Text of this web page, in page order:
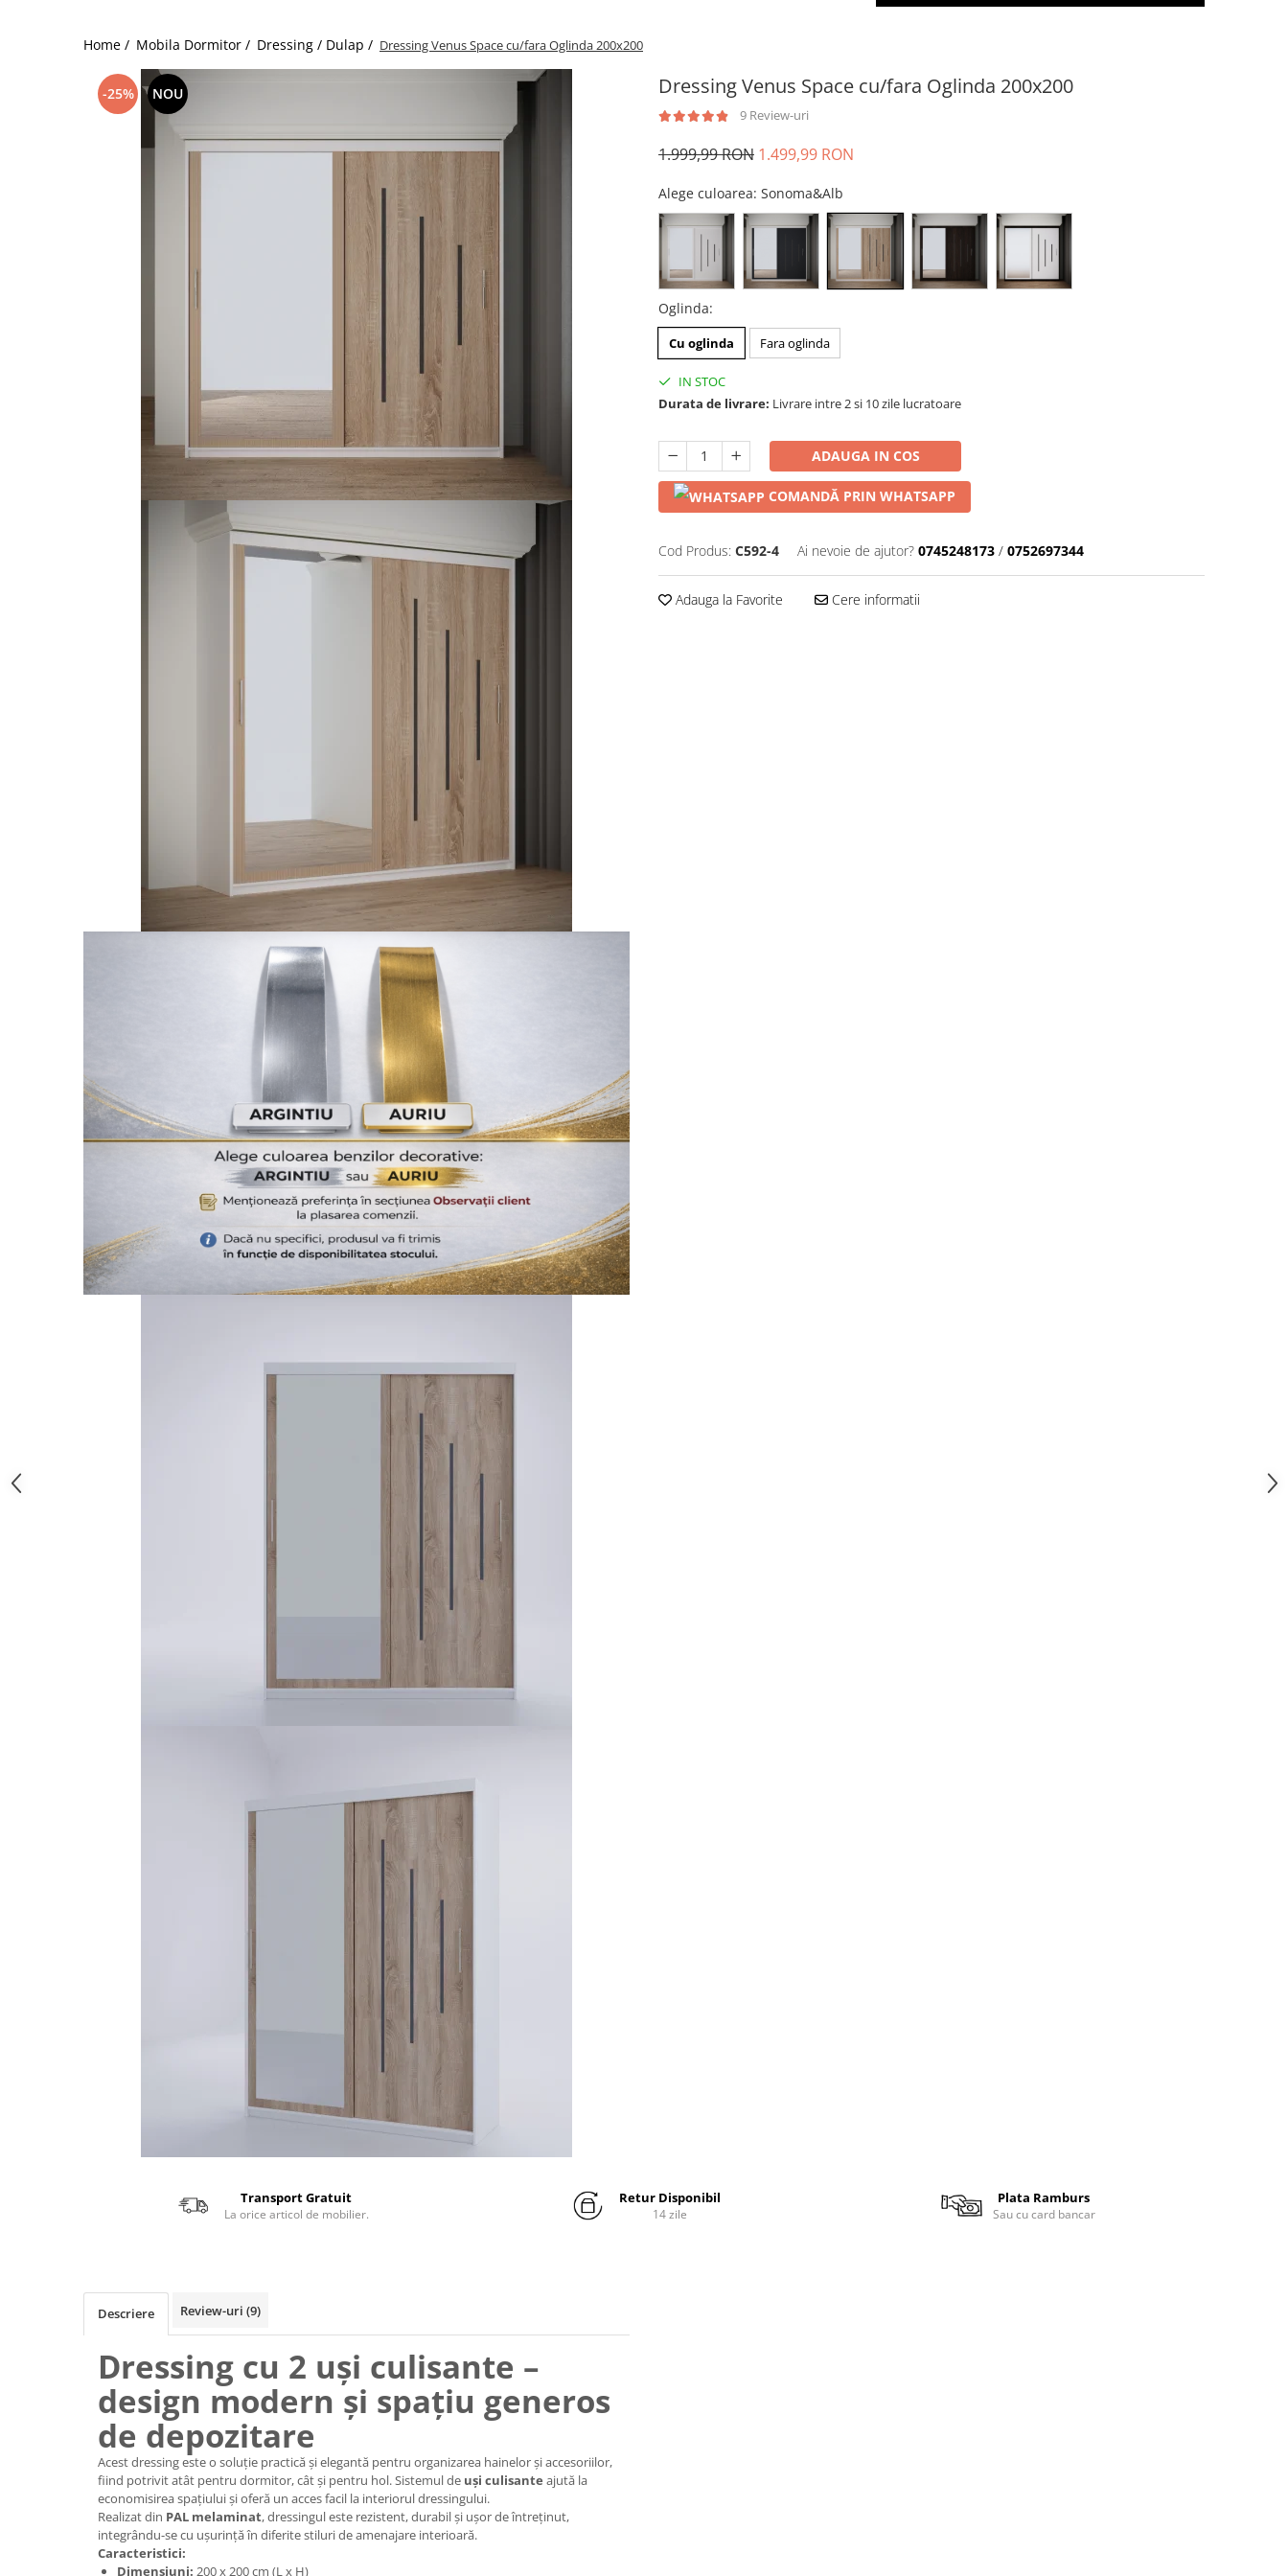
Home / Mobila Dormitor / Dressing / Dulap / Dressing Venus Space cu/fara Oglinda 200x200
-25% NOU Dressing Venus Space cu/fara Oglinda 200x200
9 Review-uri
1.999,99 RON 1.499,99 RON
Alege culoarea: Sonoma&Alb
Oglinda:
Cu oglinda Fara oglinda
IN STOC
Durata de livrare: Livrare intre 2 si 10 zile lucratoare
ADAUGA IN COS
COMANDĂ PRIN WHATSAPP
Cod Produs: C592-4 Ai nevoie de ajutor? 0745248173 / 0752697344
Adauga la Favorite Cere informatii
Transport Gratuit
La orice articol de mobilier.
Retur Disponibil
14 zile
Plata Ramburs
Sau cu card bancar
Descriere Review-uri (9)
Dressing cu 2 uși culisante –
design modern și spațiu generos
de depozitare
Acest dressing este o soluție practică și elegantă pentru organizarea hainelor și accesoriilor,
fiind potrivit atât pentru dormitor, cât și pentru hol. Sistemul de uși culisante ajută la
economisirea spațiului și oferă un acces facil la interiorul dressingului.
Realizat din PAL melaminat, dressingul este rezistent, durabil și ușor de întreținut,
integrându-se cu ușurință în diferite stiluri de amenajare interioară.
Caracteristici:
Dimensiuni: 200 x 200 cm (L x H)